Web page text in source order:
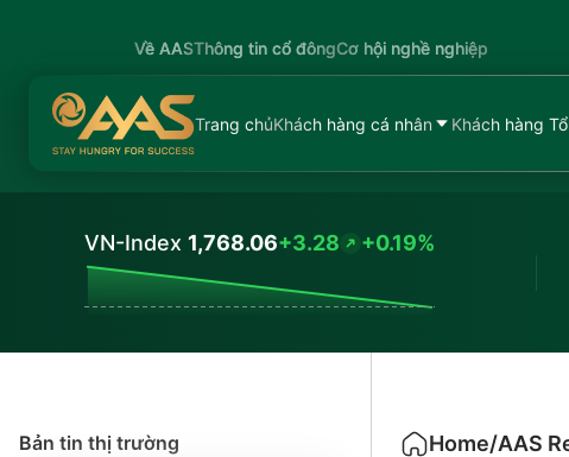
Về AASThông tin cổ đôngCơ hội nghề nghiệp
Trang chủKhách hàng cá nhân Khách hàng
VN-Index 1,768.06+3.28 +0.19%
Bản tin thị trường Home/AAS